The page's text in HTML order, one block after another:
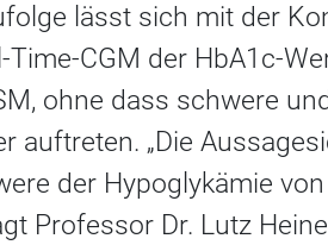
lässt sich mit der
CGM der HbA1c-
ohne dass schwere
auftreten. „Die
der Hypoglykämie
Professor Dr. Lutz